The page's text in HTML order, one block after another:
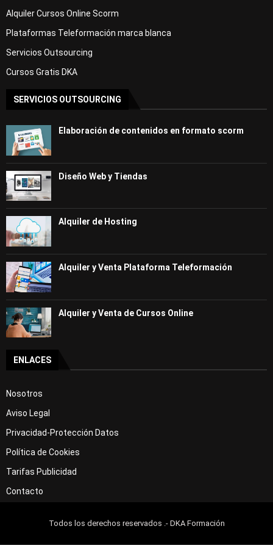
Alquiler Cursos Online Scorm
Plataformas Teleformación marca blanca
Servicios Outsourcing
Cursos Gratis DKA
SERVICIOS OUTSOURCING
Elaboración de contenidos en formato scorm
Diseño Web y Tiendas
Alquiler de Hosting
Alquiler y Venta Plataforma Teleformación
Alquiler y Venta de Cursos Online
ENLACES
Nosotros
Aviso Legal
Privacidad-Protección Datos
Política de Cookies
Tarifas Publicidad
Contacto
Todos los derechos reservados .- DKA Formación